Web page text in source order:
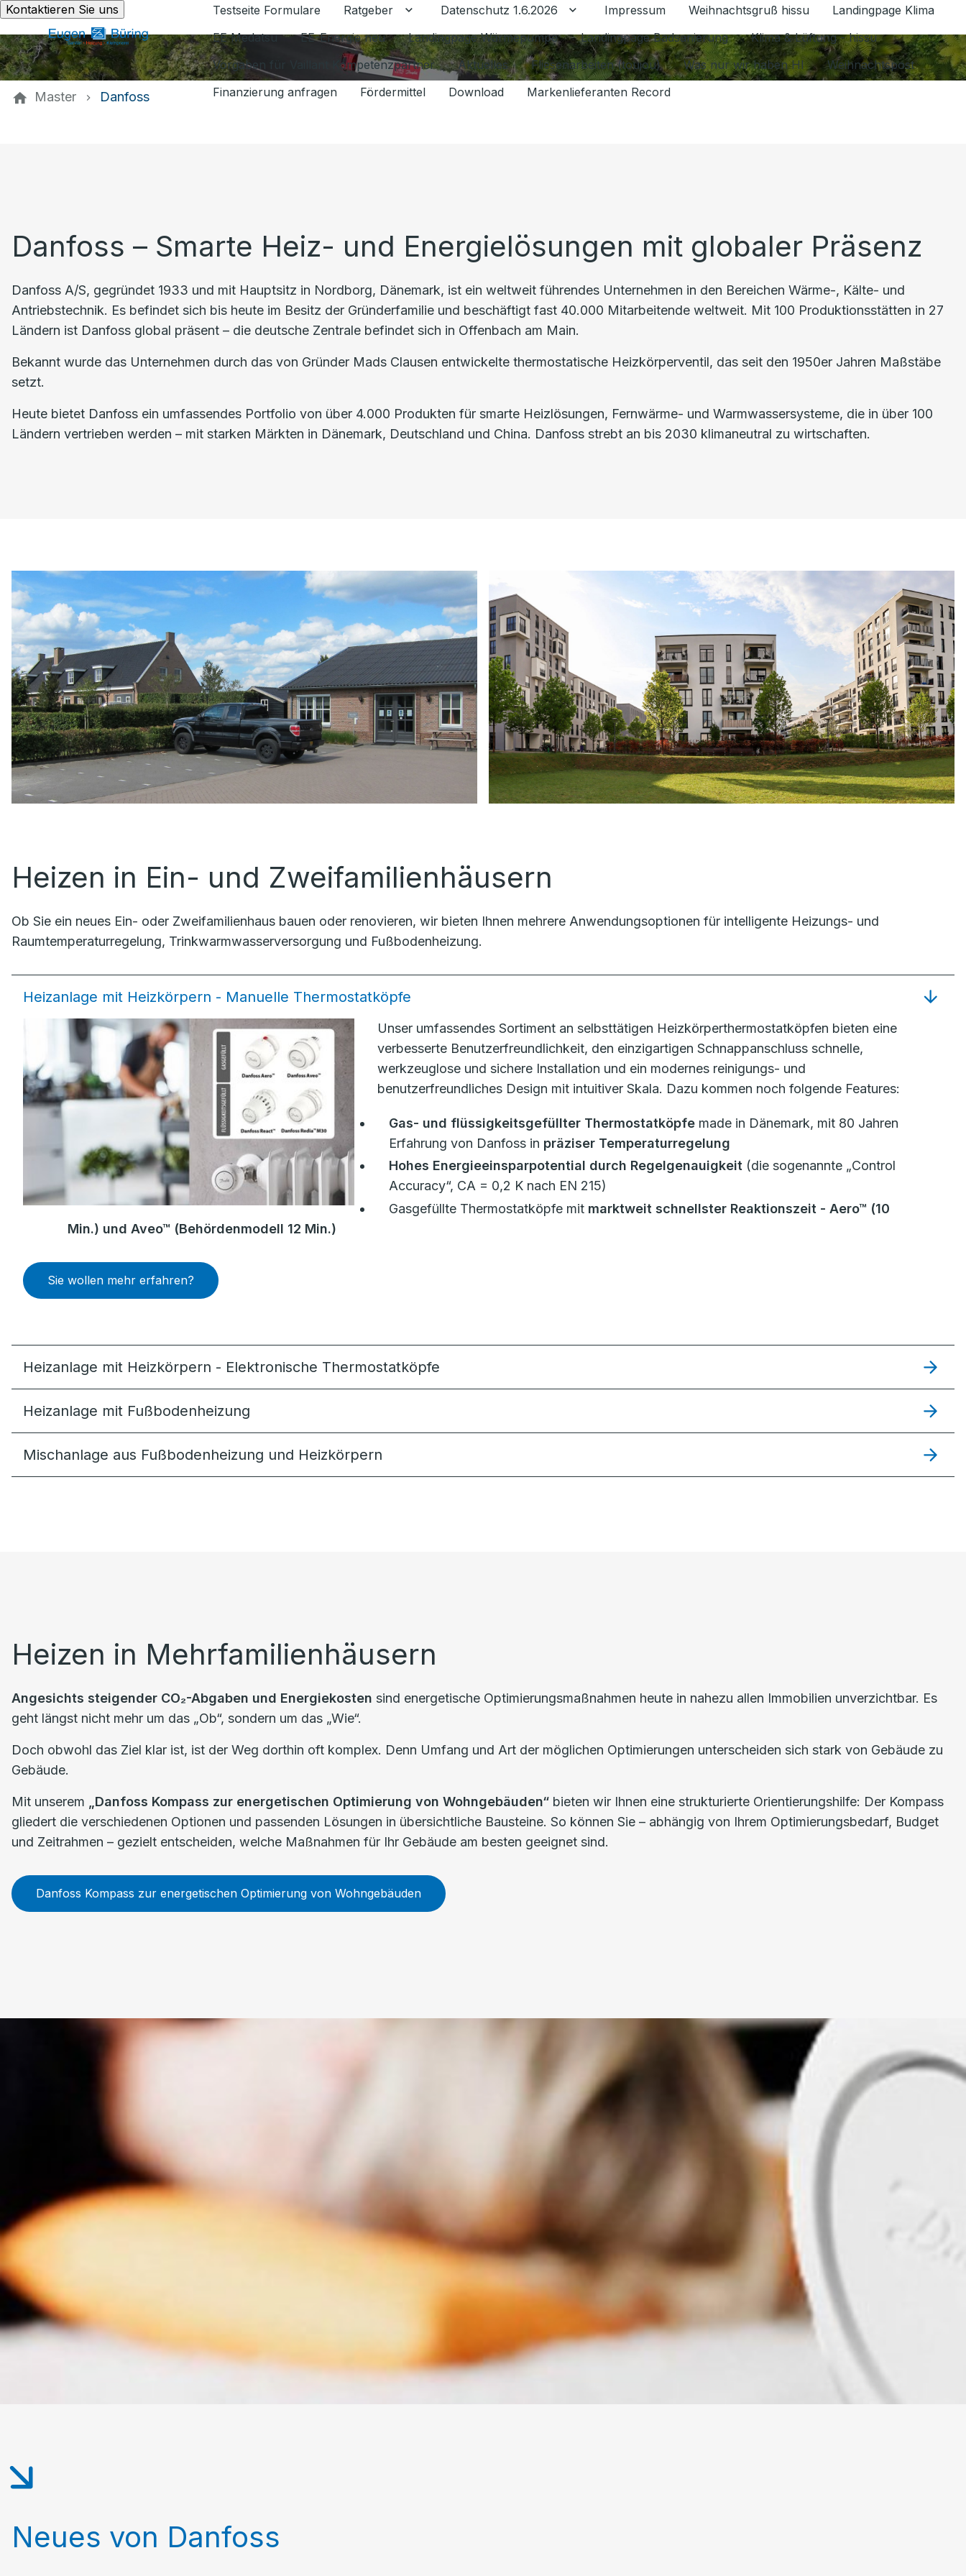
Kontaktieren Sie uns Testseite Formulare Ratgeber Untermenü für Ratgeber umschalten
Datenschutz 1.6.2026 Untermenü für Datenschutz 1.6.2026 umschalten
Impressum Weihnachtsgruß hissu
Landingpage Klima
EE Medatsu
EE-Energie neu Landingpage Wärmepumpe Landingpage Badsanierung
Klima & Lüftung - hissu
Vorgaben für Vaillant Kompetenzpartner
Aktuelles Fliesenarbeiten (toujou) Was nur wir haben HI
Weihnachtspost
Finanzierung anfragen
Fördermittel Download Markenlieferanten Record
Master Danfoss
Danfoss – Smarte Heiz- und Energielösungen mit globaler Präsenz
Danfoss A/S, gegründet 1933 und mit Hauptsitz in Nordborg, Dänemark, ist ein weltweit führendes Unternehmen in den Bereichen Wärme-, Kälte- und
Antriebstechnik. Es befindet sich bis heute im Besitz der Gründerfamilie und beschäftigt fast 40.000 Mitarbeitende weltweit. Mit 100 Produktionsstätten in 27
Ländern ist Danfoss global präsent – die deutsche Zentrale befindet sich in Offenbach am Main.
Bekannt wurde das Unternehmen durch das von Gründer Mads Clausen entwickelte thermostatische Heizkörperventil, das seit den 1950er Jahren Maßstäbe
setzt.
Heute bietet Danfoss ein umfassendes Portfolio von über 4.000 Produkten für smarte Heizlösungen, Fernwärme- und Warmwassersysteme, die in über 100
Ländern vertrieben werden – mit starken Märkten in Dänemark, Deutschland und China. Danfoss strebt an bis 2030 klimaneutral zu wirtschaften.
Heizen in Ein- und Zweifamilienhäusern
Ob Sie ein neues Ein- oder Zweifamilienhaus bauen oder renovieren, wir bieten Ihnen mehrere Anwendungsoptionen für intelligente Heizungs- und
Raumtemperaturregelung, Trinkwarmwasserversorgung und Fußbodenheizung.
Heizanlage mit Heizkörpern - Manuelle Thermostatköpfe
Unser umfassendes Sortiment an selbsttätigen Heizkörperthermostatköpfen bieten eine
verbesserte Benutzerfreundlichkeit, den einzigartigen Schnappanschluss schnelle,
werkzeuglose und sichere Installation und ein modernes reinigungs- und
benutzerfreundliches Design mit intuitiver Skala. Dazu kommen noch folgende Features:
Gas- und flüssigkeitsgefüllter Thermostatköpfemade in Dänemark, mit 80 Jahren
Erfahrung von Danfoss in präziser Temperaturregelung
Hohes Energieeinsparpotential durch Regelgenauigkeit (die sogenannte „Control
Accuracy“, CA = 0,2 K nach EN 215)
Gasgefüllte Thermostatköpfe mit marktweit schnellster Reaktionszeit - Aero™ (10
Min.) und Aveo™ (Behördenmodell 12 Min.)
Sie wollen mehr erfahren?
Heizanlage mit Heizkörpern - Elektronische Thermostatköpfe
Heizanlage mit Fußbodenheizung
Mischanlage aus Fußbodenheizung und Heizkörpern
Heizen in Mehrfamilienhäusern
Angesichts steigender CO₂-Abgaben und Energiekosten sind energetische Optimierungsmaßnahmen heute in nahezu allen Immobilien unverzichtbar. Es
geht längst nicht mehr um das „Ob“, sondern um das „Wie“.
Doch obwohl das Ziel klar ist, ist der Weg dorthin oft komplex. Denn Umfang und Art der möglichen Optimierungen unterscheiden sich stark von Gebäude zu
Gebäude.
Mit unserem „Danfoss Kompass zur energetischen Optimierung von Wohngebäuden“ bieten wir Ihnen eine strukturierte Orientierungshilfe: Der Kompass
gliedert die verschiedenen Optionen und passenden Lösungen in übersichtliche Bausteine. So können Sie – abhängig von Ihrem Optimierungsbedarf, Budget
und Zeitrahmen – gezielt entscheiden, welche Maßnahmen für Ihr Gebäude am besten geeignet sind.
Danfoss Kompass zur energetischen Optimierung von Wohngebäuden
Neues von Danfoss